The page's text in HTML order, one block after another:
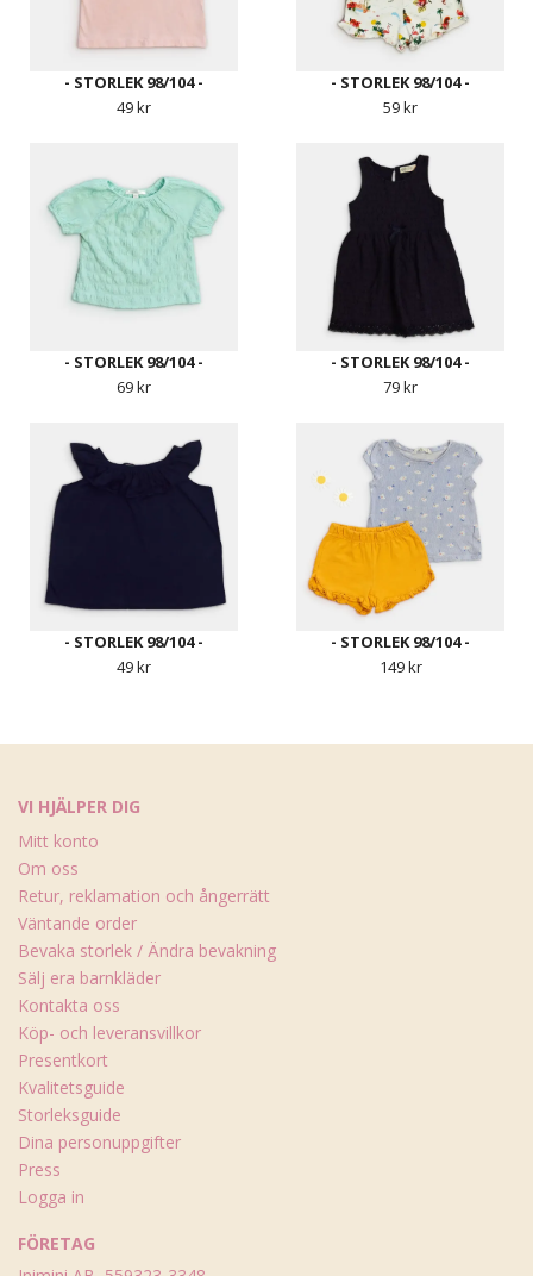
- STORLEK 98/104 -
49 kr
- STORLEK 98/104 -
59 kr
- STORLEK 98/104 -
69 kr
- STORLEK 98/104 -
79 kr
- STORLEK 98/104 -
49 kr
- STORLEK 98/104 -
149 kr
VI HJÄLPER DIG
Mitt konto
Om oss
Retur, reklamation och ångerrätt
Väntande order
Bevaka storlek / Ändra bevakning
Sälj era barnkläder
Kontakta oss
Köp- och leveransvillkor
Presentkort
Kvalitetsguide
Storleksguide
Dina personuppgifter
Press
Logga in
FÖRETAG